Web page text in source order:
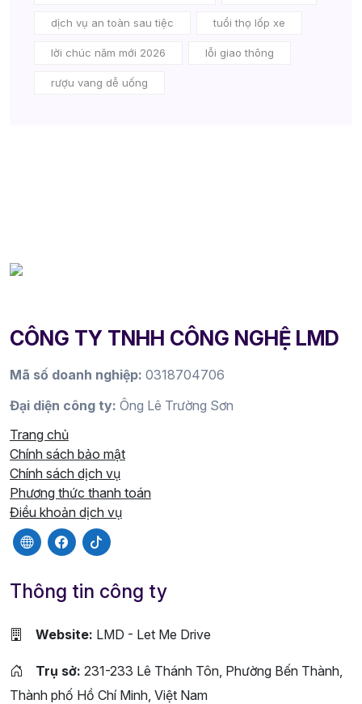
dịch vụ an toàn sau tiệc tuổi thọ lốp xe
lời chúc năm mới 2026 lỗi giao thông
rượu vang dễ uống
CÔNG TY TNHH CÔNG NGHỆ LMD
Mã số doanh nghiệp: 0318704706
Đại diện công ty: Ông Lê Trường Sơn
Trang chủ
Chính sách bảo mật
Chính sách dịch vụ
Phương thức thanh toán
Điều khoản dịch vụ
Thông tin công ty
Website: LMD - Let Me Drive
Trụ sở: 231-233 Lê Thánh Tôn, Phường Bến Thành,
Thành phố Hồ Chí Minh, Việt Nam